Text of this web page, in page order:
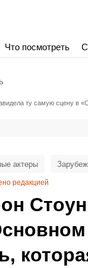
Что посмотреть
ту самую сцену в
актеры
редакцией